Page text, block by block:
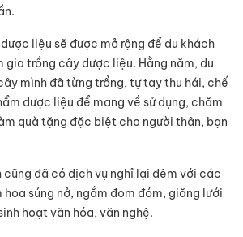
liệu sẽ được mở rộng để du khách
gia trồng cây dược liệu. Hằng năm, du
mình đã từng trồng, tự tay thu hái, chế
dược liệu để mang về sử dụng, chăm
quà tặng đặc biệt cho người thân, bạn
cũng đã có dịch vụ nghỉ lại đêm với các
hoa súng nở, ngắm đom đóm, giăng lưới
hoạt văn hóa, văn nghệ.